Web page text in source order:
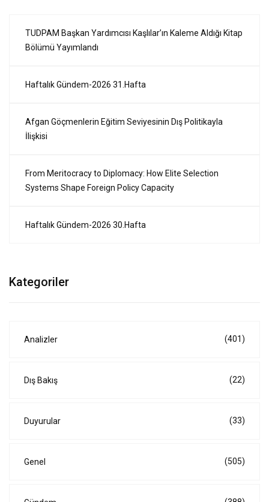
TUDPAM Başkan Yardımcısı Kaşlılar’ın Kaleme Aldığı Kitap
Bölümü Yayımlandı
Haftalık Gündem-2026 31.Hafta
Afgan Göçmenlerin Eğitim Seviyesinin Dış Politikayla
İlişkisi
From Meritocracy to Diplomacy: How Elite Selection
Systems Shape Foreign Policy Capacity
Haftalık Gündem-2026 30.Hafta
Kategoriler
Analizler (401)
Dış Bakış (22)
Duyurular (33)
Genel (505)